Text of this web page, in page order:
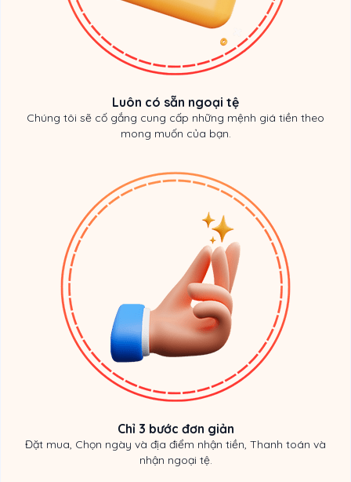
Luôn có sẵn ngoại tệ
Chúng tôi sẽ cố gắng cung cấp những mệnh giá tiền theo
mong muốn của bạn.
Chỉ 3 bước đơn giản
Đặt mua, Chọn ngày và địa điểm nhận tiền, Thanh toán và
nhận ngoại tệ.